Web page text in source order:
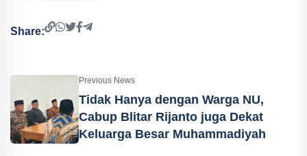
Share:
Previous News
Tidak Hanya dengan Warga NU,
Cabup Blitar Rijanto juga Dekat
Keluarga Besar Muhammadiyah